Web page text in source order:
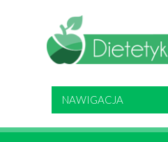
NAWIGACJA